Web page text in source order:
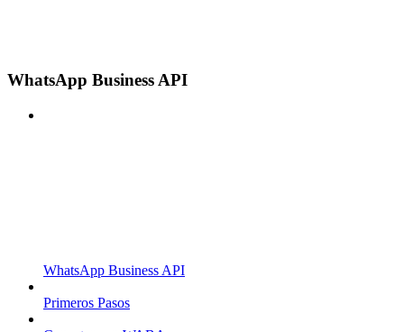
WhatsApp Business API
WhatsApp Business API
Primeros Pasos